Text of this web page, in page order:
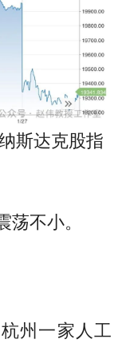
斯达克股指
荡不小。
州一家人工